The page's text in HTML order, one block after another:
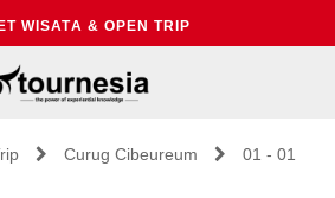
WISATA & OPEN TRIP
Curug Cibeureum
01 - 01